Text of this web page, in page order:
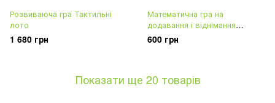
Розвиваюча гра Тактильні
лото
1 680 грн
Математична гра на
додавання і віднімання
Корисна жуйка Pop
600 грн
Показати ще 20 товарів